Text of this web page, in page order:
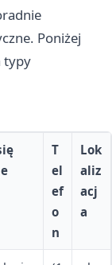
Poniżej
typy
T
el
ef
o
n
Lok
aliz
acj
a